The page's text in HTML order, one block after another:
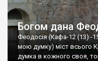
Богом дана
Феодосія (Кафа-12 (13) -
мою думку) міст всього
думка в кожного своя,